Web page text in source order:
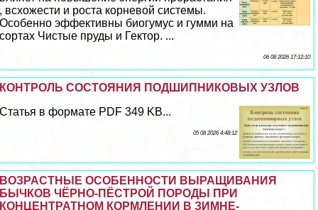
, всхожести и роста корневой системы.
Особенно эффективны биогумус и гумми на
сортах Чистые пруды и Гектор. ...
06 08 2026 17:12:10
КОНТРОЛЬ СОСТОЯНИЯ ПОДШИПНИКОВЫХ УЗЛОВ
Статья в формате PDF 349 KB...
05 08 2026 4:48:12
ВОЗРАСТНЫЕ ОСОБЕННОСТИ ВЫРАЩИВАНИЯ
БЫЧКОВ ЧЁРНО-ПЁСТРОЙ ПОРОДЫ ПРИ
КОНЦЕНТРАТНОМ КОРМЛЕНИИ В ЗИМНЕ-